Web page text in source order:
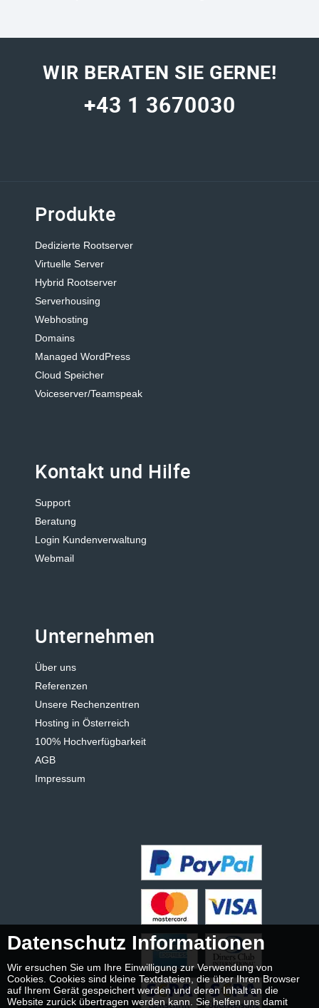
WIR BERATEN SIE GERNE!
+43 1 3670030
Produkte
Dedizierte Rootserver
Virtuelle Server
Hybrid Rootserver
Serverhousing
Webhosting
Domains
Managed WordPress
Cloud Speicher
Voiceserver/Teamspeak
Kontakt und Hilfe
Support
Beratung
Login Kundenverwaltung
Webmail
Unternehmen
Über uns
Referenzen
Unsere Rechenzentren
Hosting in Österreich
100% Hochverfügbarkeit
AGB
Impressum
Datenschutz Informationen
Wir ersuchen Sie um Ihre Einwilligung zur Verwendung von
Cookies. Cookies sind kleine Textdateien, die über Ihren Browser
auf Ihrem Gerät gespeichert werden und deren Inhalt an die
Website zurück übertragen werden kann. Sie helfen uns damit